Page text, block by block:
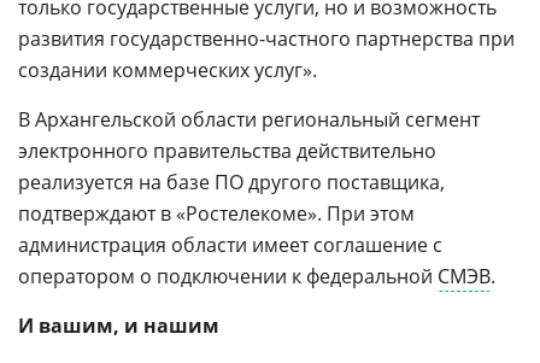
только государственные услуги, но и возможность
развития государственно-частного партнерства при
создании коммерческих услуг».
В Архангельской области региональный сегмент
электронного правительства действительно
реализуется на базе ПО другого поставщика,
подтверждают в «Ростелекоме». При этом
администрация области имеет соглашение с
оператором о подключении к федеральной СМЭВ.
И вашим, и нашим